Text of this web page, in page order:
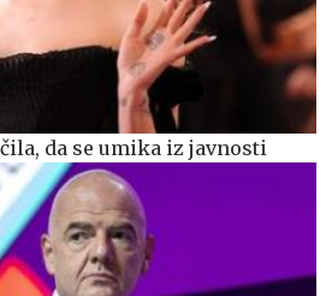
da se umika iz javnosti